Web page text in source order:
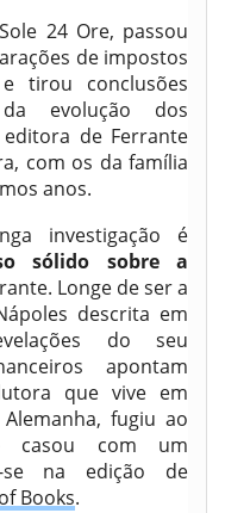
24 Ore, passou
de impostos
tirou conclusões
evolução dos
de Ferrante
com os da família
anos.
investigação é
sólido sobre a
Longe de ser a
descrita em
do seu
apontam
que vive em
fugiu ao
casou com um
se na edição de
Books.